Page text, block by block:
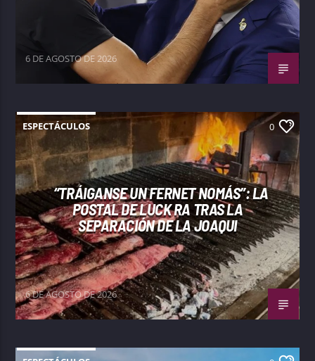
6 DE AGOSTO DE 2026
ESPECTÁCULOS 0
“TRÁIGANSE UN FERNET NOMÁS”: LA
POSTAL DE LUCK RA TRAS LA
SEPARACIÓN DE LA JOAQUI
6 DE AGOSTO DE 2026